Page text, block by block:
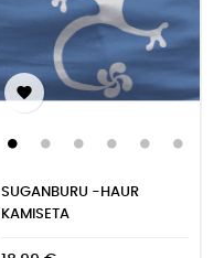

SUGANBURU -HAUR
KAMISETA